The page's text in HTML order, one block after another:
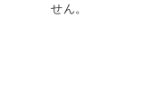
せん。